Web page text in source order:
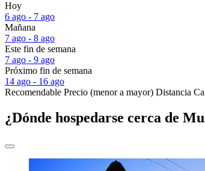
Hoy
6 ago - 7 ago
Mañana
7 ago - 8 ago
Este fin de semana
7 ago - 9 ago
Próximo fin de semana
14 ago - 16 ago
Recomendable Precio (menor a mayor) Distancia
¿Dónde hospedarse cerca de